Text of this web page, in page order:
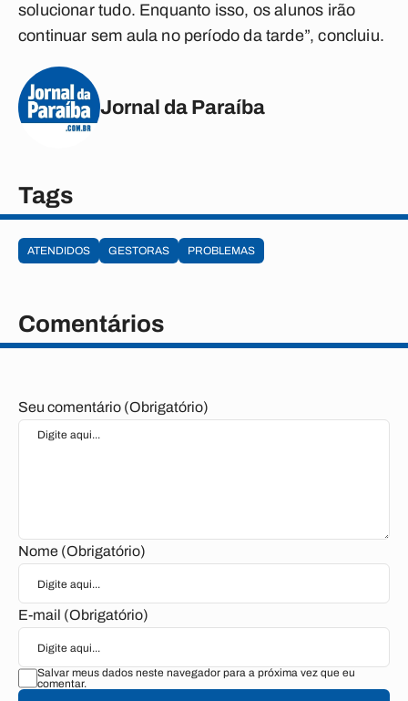
solucionar tudo. Enquanto isso, os alunos irão
continuar sem aula no período da tarde”, concluiu.
Jornal da Paraíba
Tags
ATENDIDOS GESTORAS PROBLEMAS
Comentários
Seu comentário (Obrigatório)
Nome (Obrigatório)
E-mail (Obrigatório)
Salvar meus dados neste navegador para a próxima vez que eu
comentar.